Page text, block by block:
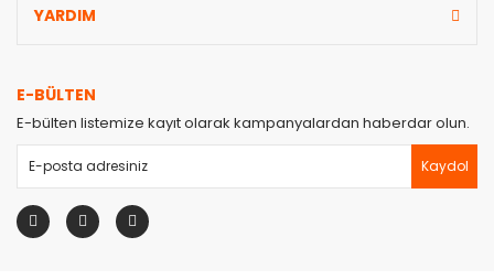
YARDIM
E-BÜLTEN
E-bülten listemize kayıt olarak kampanyalardan haberdar olun.
Kaydol